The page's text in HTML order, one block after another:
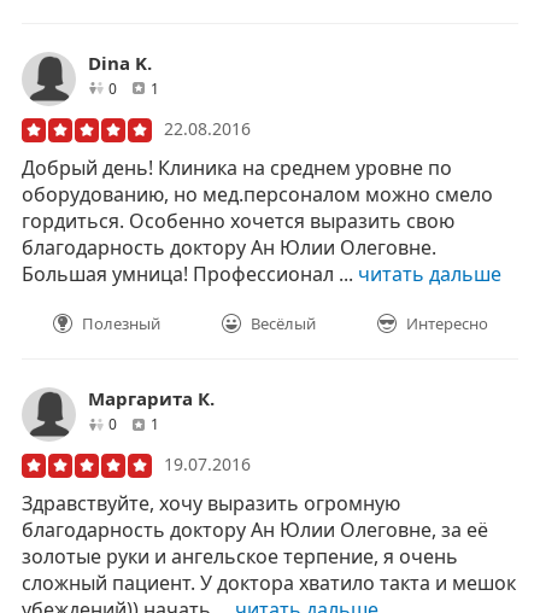
Dina K.
0друзей1
22.08.2016
Добрый день! Клиника на среднем уровне по
оборудованию, но мед.персоналом можно смело
гордиться. Особенно хочется выразить свою
благодарность доктору Ан Юлии Олеговне.
Большая умница! Профессионал ... читать дальше
Полезный Весёлый Интересно
Маргарита К.
0друзей1
19.07.2016
Здравствуйте, хочу выразить огромную
благодарность доктору Ан Юлии Олеговне, за её
золотые руки и ангельское терпение, я очень
сложный пациент. У доктора хватило такта и мешок